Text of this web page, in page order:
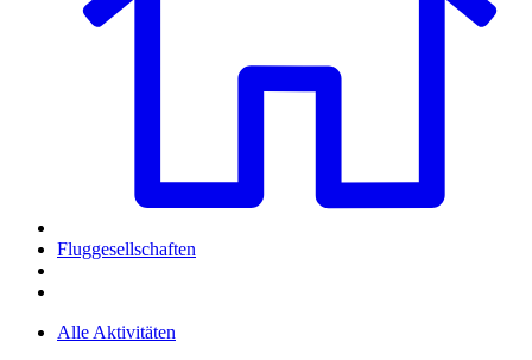
Fluggesellschaften
Alle Aktivitäten